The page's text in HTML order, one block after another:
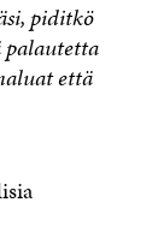
piditkö
palautetta
että